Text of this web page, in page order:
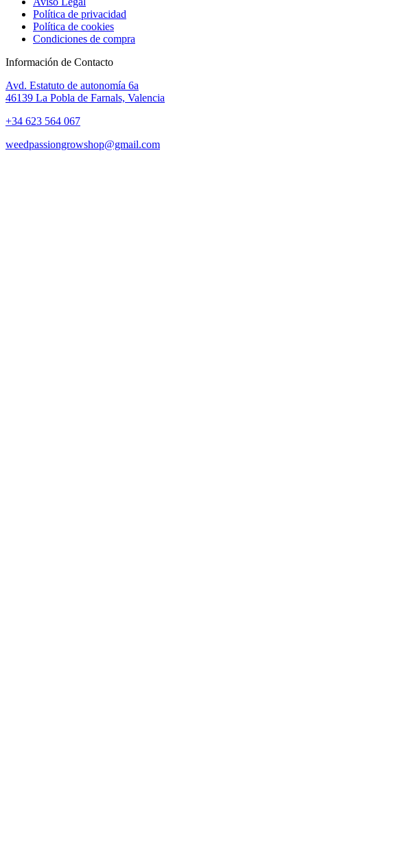
Política de privacidad
Política de cookies
Condiciones de compra
Información de Contacto
Avd. Estatuto de autonomía 6a
46139 La Pobla de Farnals, Valencia
+34 623 564 067
weedpassiongrowshop@gmail.com